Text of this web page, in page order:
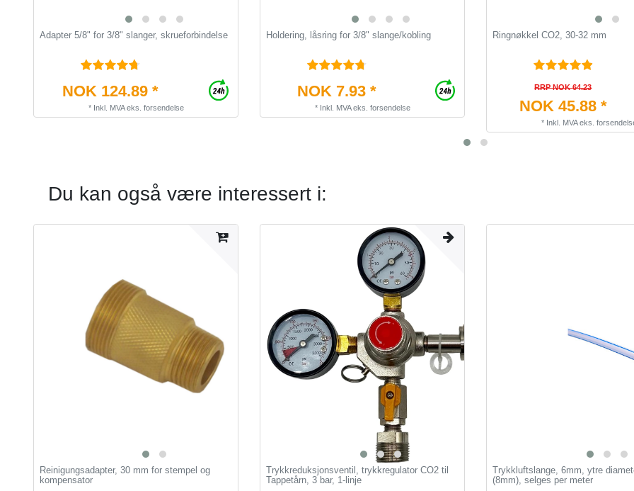
Adapter 5/8" for 3/8" slanger, skrueforbindelse
NOK 124.89 *
* Inkl. MVAeks. forsendelse
Holdering, låsring for 3/8" slange/kobling
NOK 7.93 *
* Inkl. MVAeks. forsendelse
Ringnøkkel CO2, 30-32 mm
RRP NOK 64.23
NOK 45.88 *
* Inkl. MVAeks.
Du kan også være interessert i:
Reinigungsadapter, 30 mm for stempel og
kompensator
Trykkreduksjonsventil, trykkregulator CO2 til
Tappetårn, 3 bar, 1-linje
Trykkluftslange, 6mm, ytre
(8mm), selges per meter